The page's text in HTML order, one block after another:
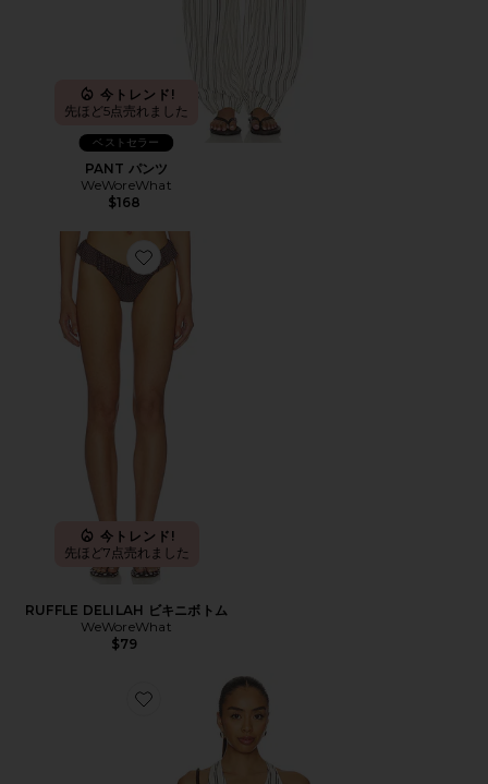
今トレンド!
先ほど5点売れました
ベストセラー
PANT パンツ
WeWoreWhat
$168
Favorite RUFFLE DELILAH ビキニボトム
今トレンド!
先ほど7点売れました
RUFFLE DELILAH ビキニボトム
WeWoreWhat
$79
Favorite TOP トップ